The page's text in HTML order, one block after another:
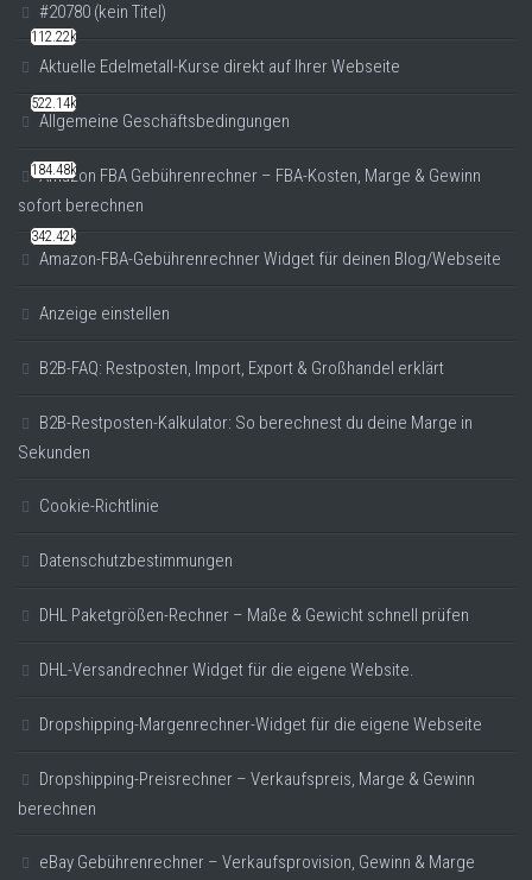
#20780 (kein Titel)
Aktuelle Edelmetall-Kurse direkt auf Ihrer Webseite
Allgemeine Geschäftsbedingungen
Amazon FBA Gebührenrechner – FBA-Kosten, Marge & Gewinn
sofort berechnen
Amazon-FBA-Gebührenrechner Widget für deinen Blog/Webseite
Anzeige einstellen
B2B-FAQ: Restposten, Import, Export & Großhandel erklärt
B2B-Restposten-Kalkulator: So berechnest du deine Marge in
Sekunden
Cookie-Richtlinie
Datenschutzbestimmungen
DHL Paketgrößen-Rechner – Maße & Gewicht schnell prüfen
DHL-Versandrechner Widget für die eigene Website.
Dropshipping-Margenrechner-Widget für die eigene Webseite
Dropshipping-Preisrechner – Verkaufspreis, Marge & Gewinn
berechnen
eBay Gebührenrechner – Verkaufsprovision, Gewinn & Marge
112.22k
522.14k
184.48k
342.42k